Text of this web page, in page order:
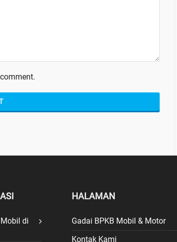
di
HALAMAN
Gadai BPKB Mobil & Motor
Kontak Kami